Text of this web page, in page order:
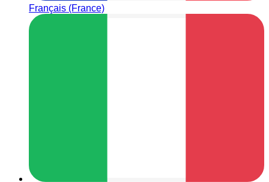
Français (France)